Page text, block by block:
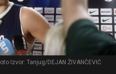
Izvor: Tanjug/DEJAN ŽIVANČEVIĆ